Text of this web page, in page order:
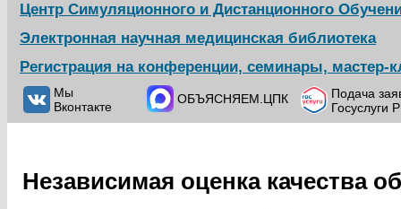
Центр Симуляционного и Дистанционного
Электронная научная медицинская библиотека
Регистрация на конференции, семинары,
Мы
Вконтакте
ОБЪЯСНЯЕМ.ЦПК
Подача
Госуслуги
Независимая оценка качества